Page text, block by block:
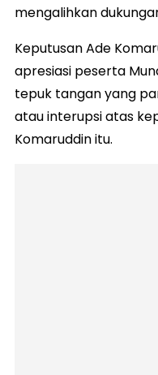
mengalihkan
Keputusan Ade
apresiasi peserta
tepuk tangan yang
atau interupsi atas
Komaruddin itu.